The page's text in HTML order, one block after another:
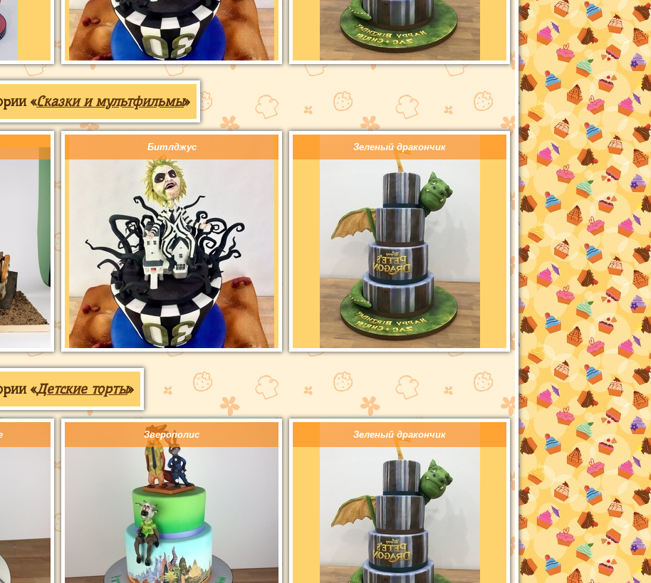
«Сказки и мультфильмы»
Битлджус Зеленый дракончик
«Детские торты»
Зверополис Зеленый дракончик